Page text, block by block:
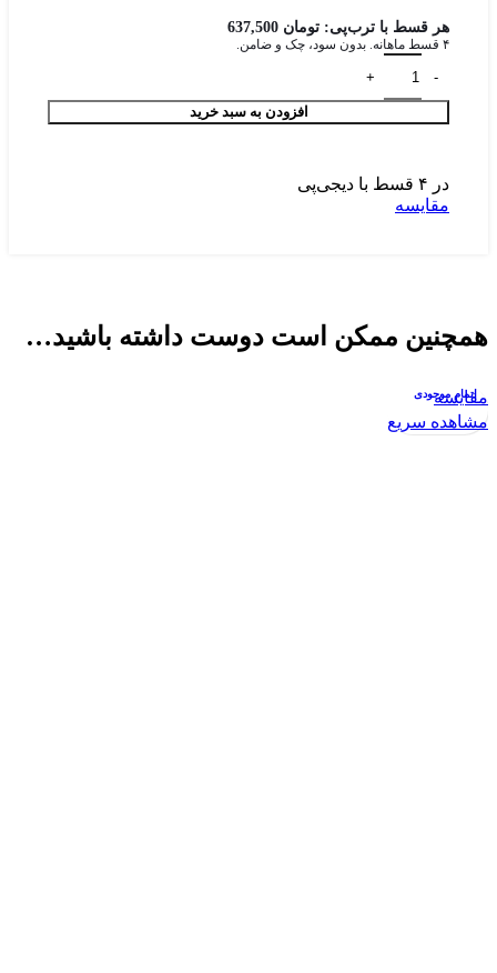
هر قسط با ترب‌پی: تومان637,500
۴ قسط ماهانه. بدون سود، چک و ضامن.
افزودن به سبد خرید
در ۴ قسط با دیجی‌پی
مقایسه
همچنین ممکن است دوست داشته باشید…
اتمام موجودی
مقایسه
مشاهده سریع